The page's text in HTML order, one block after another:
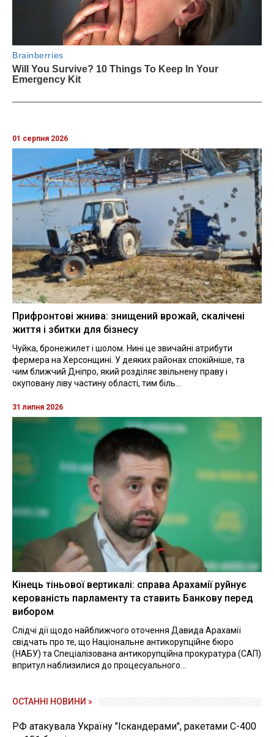
01 серпня 2026
Прифронтові жнива: знищений врожай, скалічені
життя і збитки для бізнесу
Чуйка, бронежилет і шолом. Нині це звичайні атрибути
фермера на Херсонщині. У деяких районах спокійніше, та
чим ближчий Дніпро, який розділяє звільнену праву і
окуповану ліву частину області, тим біль...
31 липня 2026
Кінець тіньової вертикалі: справа Арахамії руйнує
керованість парламенту та ставить Банкову перед
вибором
Слідчі дії щодо найближчого оточення Давида Арахамії
свідчать про те, що Національне антикорупційне бюро
(НАБУ) та Спеціалізована антикорупційна прокуратура (САП)
впритул наблизилися до процесуального...
ОСТАННІ НОВИНИ »
РФ атакувала Україну "Іскандерами", ракетами С-400